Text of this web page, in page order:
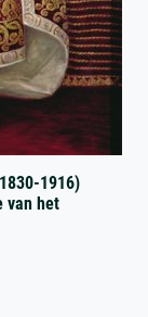
1916)
van het